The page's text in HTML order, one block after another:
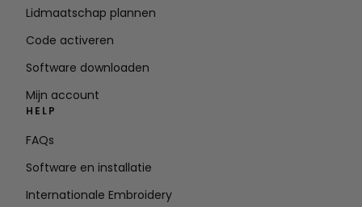
Lidmaatschap plannen
Code activeren
Software downloaden
Mijn account
HELP
FAQs
Software en installatie
Internationale Embroidery